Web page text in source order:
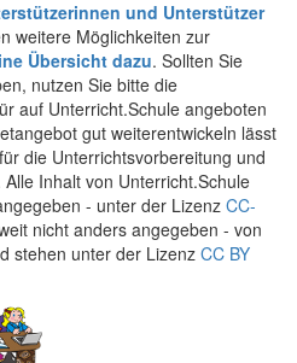
und Unterstützer
weitere Möglichkeiten zur
Übersicht dazu. Sollten Sie
nutzen Sie bitte die
auf Unterricht.Schule angeboten
gut weiterentwickeln lässt
die Unterrichtsvorbereitung und
Inhalt von Unterricht.Schule
- unter der Lizenz CC-
nicht anders angegeben - von
stehen unter der Lizenz CC BY